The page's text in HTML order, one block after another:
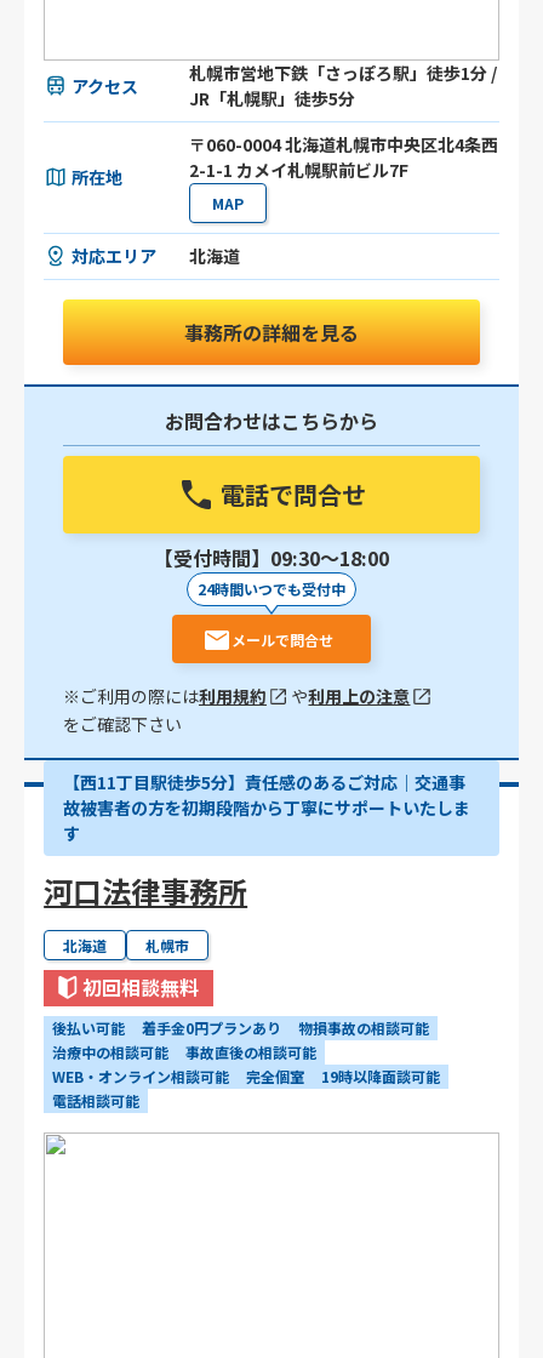
アクセス
札幌市営地下鉄「さっぽろ駅」徒歩1分 /
JR「札幌駅」徒歩5分
所在地
〒060-0004 北海道札幌市中央区北4条西
2-1-1 カメイ札幌駅前ビル7F
MAP
対応エリア 北海道
事務所の詳細を見る
お問合わせはこちらから
電話で問合せ
【受付時間】09:30〜18:00
24時間いつでも受付中
メールで問合せ
※ご利用の際には利用規約 や利用上の注意
をご確認下さい
【西11丁目駅徒歩5分】責任感のあるご対応｜交通事
故被害者の方を初期段階から丁寧にサポートいたしま
す
河口法律事務所
北海道 札幌市
初回相談無料
後払い可能 着手金0円プランあり
物損事故の相談可能
治療中の相談可能
事故直後の相談可能
WEB・オンライン相談可能
完全個室
19時以降面談可能
電話相談可能